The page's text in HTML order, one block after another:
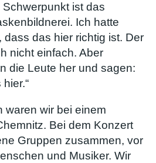
ist das
Ich hatte
das hier richtig ist. Der
nicht einfach. Aber
die Leute her und sagen:
waren wir bei einem
Bei dem Konzert
Gruppen zusammen, vor
und Musiker. Wir